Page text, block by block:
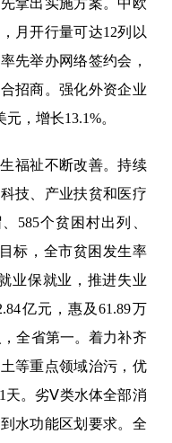
拿出实施方案。中欧
月开行量可达12列以
先举办网络签约会，
招商。强化外资企业
，增长13.1%。
福祉不断改善。持续
技、产业扶贫和医疗
585个贫困村出列、
标，全市贫困发生率
业保就业，推进失业
亿元，惠及61.89万
全省第一。着力补齐
等重点领域治污，优
天。劣Ⅴ类水体全部消
水功能区划要求。全